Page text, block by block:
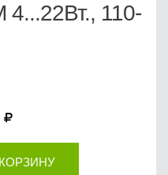
4...22Вт., 110-